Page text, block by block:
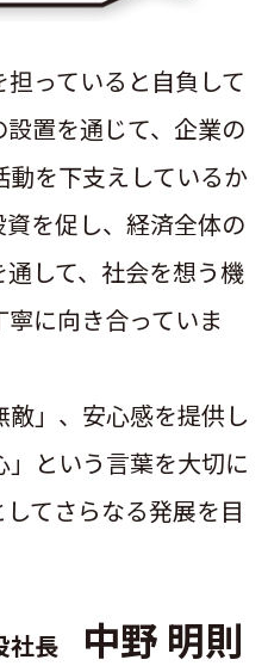
っていると自負して
置を通じて、企業の
を下支えしているか
を促し、経済全体の
して、社会を想う機
に向き合っていま
」、安心感を提供し
という言葉を大切に
てさらなる発展を目
社長 中野 明則